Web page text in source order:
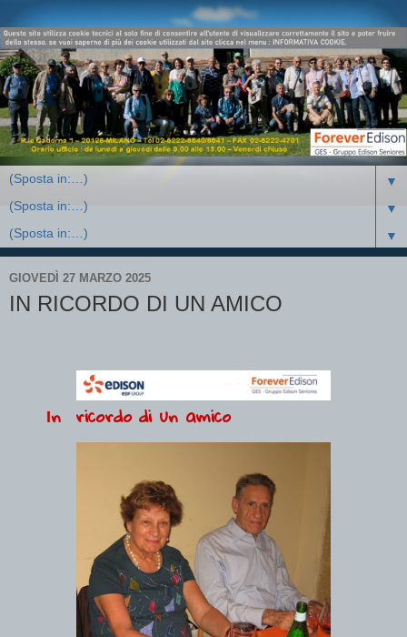
▼
▼
▼
GIOVEDÌ 27 MARZO 2025
IN RICORDO DI UN AMICO
In ricordo di un amico